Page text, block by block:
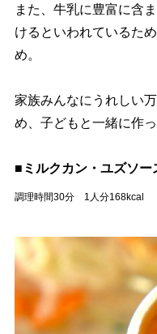
また、牛乳に豊富に含
けるといわれているた
め。
家族みんなにうれしい
め、子どもと一緒に作
■ミルクカン・ユズソー
調理時間30分 1人分168kcal